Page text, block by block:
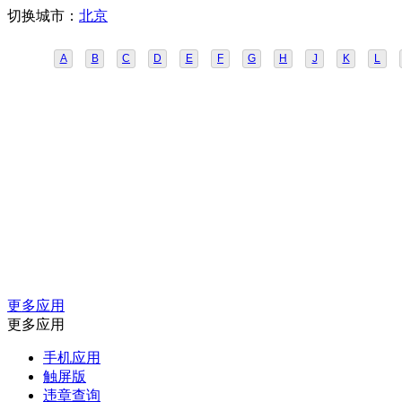
切换城市： 北京
A B C D E F G H J K L
更多应用
更多应用
手机应用
触屏版
违章查询